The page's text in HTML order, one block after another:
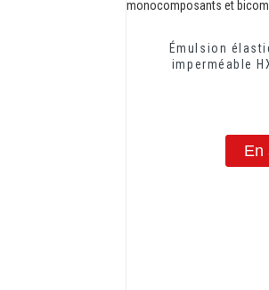
Émulsion
imperméable
En